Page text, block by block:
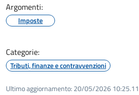
Argomenti:
Imposte
Categorie:
Tributi, finanze e contravvenzioni
Ultimo aggiornamento: 20/05/2026 10:25.11